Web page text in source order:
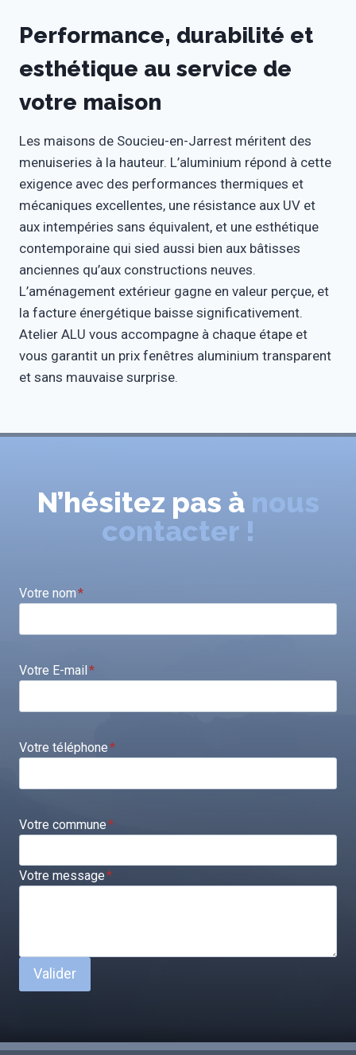
Performance, durabilité et
esthétique au service de
votre maison
Les maisons de Soucieu-en-Jarrest méritent des
menuiseries à la hauteur. L’aluminium répond à cette
exigence avec des performances thermiques et
mécaniques excellentes, une résistance aux UV et
aux intempéries sans équivalent, et une esthétique
contemporaine qui sied aussi bien aux bâtisses
anciennes qu’aux constructions neuves.
L’aménagement extérieur gagne en valeur perçue, et
la facture énergétique baisse significativement.
Atelier ALU vous accompagne à chaque étape et
vous garantit un prix fenêtres aluminium transparent
et sans mauvaise surprise.
N’hésitez pas à nous
contacter !
Votre nom*
Votre E-mail*
Votre téléphone*
Votre commune*
Votre message*
Valider